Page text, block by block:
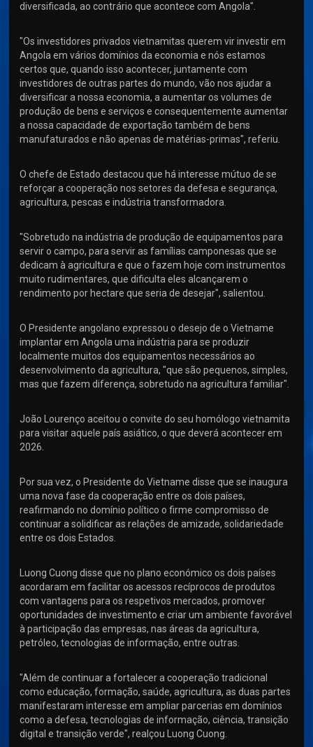
diversificada, ao contrário que acontece com Angola".
"Os investidores privados vietnamitas querem vir investir em
Angola em vários domínios da economia e nós estamos
certos que, quando isso acontecer, juntamente com
investidores de outras partes do mundo, vão nos ajudar a
diversificar a nossa economia, a aumentar os volumes de
produção de bens e serviços e consequentemente aumentar
a nossa capacidade de exportação também de bens
manufaturados e não apenas de matérias-primas", referiu.
O chefe de Estado destacou que há interesse mútuo de se
reforçar a cooperação nos setores da defesa e segurança,
agricultura, pescas e indústria transformadora.
"Sobretudo na indústria de produção de equipamentos para
servir o campo, para servir as famílias camponesas que se
dedicam à agricultura e que o fazem hoje com instrumentos
muito rudimentares, que dificulta eles alcançarem o
rendimento por hectare que seria de desejar", salientou.
O Presidente angolano expressou o desejo de o Vietname
implantar em Angola uma indústria para se produzir
localmente muitos dos equipamentos necessários ao
desenvolvimento da agricultura, "que são pequenos, simples,
mas que fazem diferença, sobretudo na agricultura familiar".
João Lourenço aceitou o convite do seu homólogo vietnamita
para visitar aquele país asiático, o que deverá acontecer em
2026.
Por sua vez, o Presidente do Vietname disse que se inaugura
uma nova fase da cooperação entre os dois países,
reafirmando no domínio político o firme compromisso de
continuar a solidificar as relações de amizade, solidariedade
entre os dois Estados.
Luong Cuong disse que no plano económico os dois países
acordaram em facilitar os acessos recíprocos de produtos
com vantagens para os respetivos mercados, promover
oportunidades de investimento e criar um ambiente favorável
à participação das empresas, nas áreas da agricultura,
petróleo, tecnologias de informação, entre outras.
"Além de continuar a fortalecer a cooperação tradicional
como educação, formação, saúde, agricultura, as duas partes
manifestaram interesse em ampliar parcerias em domínios
como a defesa, tecnologias de informação, ciência, transição
digital e transição verde", realçou Luong Cuong.